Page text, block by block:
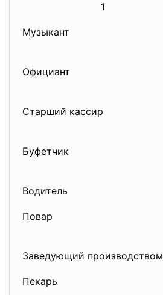
1
Музыкант
Официант
Старший кассир
Буфетчик
Водитель
Повар
Заведующий производством
Пекарь